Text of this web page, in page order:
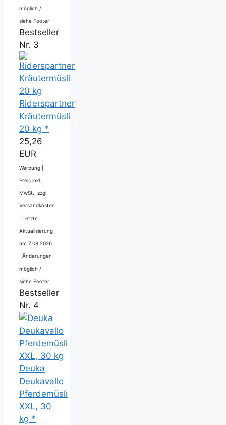
möglich /
siehe Footer
Bestseller
Nr. 3
Riderspartner
Kräutermüsli
20 kg *
25,26
EUR
Werbung |
Preis inkl.
MwSt., zzgl.
Versandkosten
Letzte
Aktualisierung
am 7.08.2026
Änderungen
möglich /
siehe Footer
Bestseller
Nr. 4
Deuka
Deukavallo
Pferdemüsli
XXL, 30
kg *